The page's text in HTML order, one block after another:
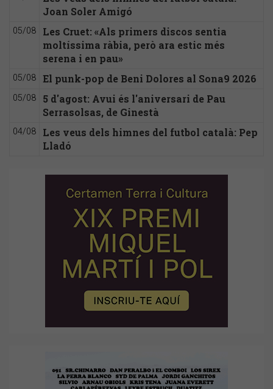
Joan Soler Amigó
05/08
Les Cruet: «Als primers discos sentia
moltíssima ràbia, però ara estic més
serena i en pau»
05/08 El punk-pop de Beni Dolores al Sona9 2026
05/08
5 d'agost: Avui és l'aniversari de Pau
Serrasolsas, de Ginestà
04/08
Les veus dels himnes del futbol català: Pep
Lladó